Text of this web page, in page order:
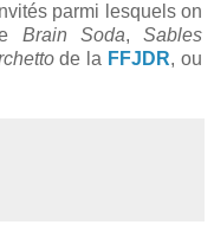
parmi lesquels on
Brain Soda, Sables
de la FFJDR, ou